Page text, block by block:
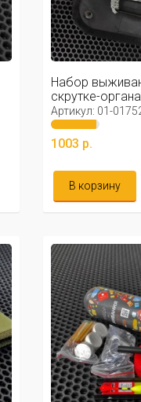
Набор
скрутке-
Артикул: 01-
1003 р.
В корзину